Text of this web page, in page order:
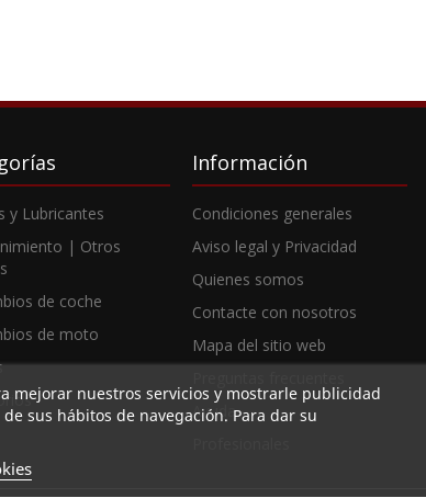
y Lubricantes
| Otros
de coche
de moto
Información
Condiciones generales
Aviso legal y Privacidad
Quienes somos
Contacte con nosotros
Mapa del sitio web
Ayuda
mejorar nuestros servicios y mostrarle publicidad
sus hábitos de navegación. Para dar su